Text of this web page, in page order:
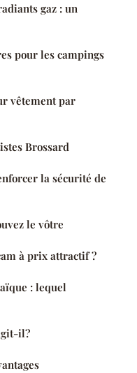
gaz : un
pour les campings
vêtement par
Brossard
la sécurité de
le vôtre
à prix attractif ?
: lequel
il?